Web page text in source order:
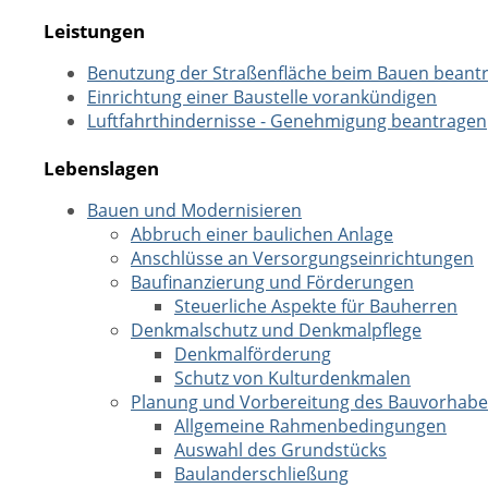
Leistungen
Benutzung der Straßenfläche beim Bauen
Einrichtung einer Baustelle vorankündigen
Luftfahrthindernisse - Genehmigung beantragen
Lebenslagen
Bauen und Modernisieren
Abbruch einer baulichen Anlage
Anschlüsse an Versorgungseinrichtungen
Baufinanzierung und Förderungen
Steuerliche Aspekte für Bauherren
Denkmalschutz und Denkmalpflege
Denkmalförderung
Schutz von Kulturdenkmalen
Planung und Vorbereitung des
Allgemeine Rahmenbedingungen
Auswahl des Grundstücks
Baulanderschließung